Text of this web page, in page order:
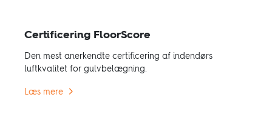
Certificering FloorScore
Den mest anerkendte certificering af indendørs
luftkvalitet for gulvbelægning.
Læs mere